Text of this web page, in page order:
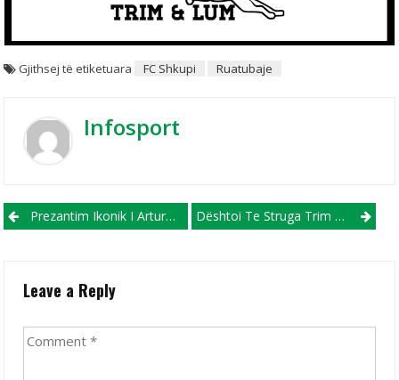
Gjithsej të etiketuara FC Shkupi Ruatubaje
Infosport
Post navigation
Prezantim Ikonik I Arturo Vidal Nga Klubi Amë Kolo-Kolo (VIDEO) Dështoi Te Struga Trim Lum, Sot U Prezantua Te Liria E Prizrenit
Leave a Reply